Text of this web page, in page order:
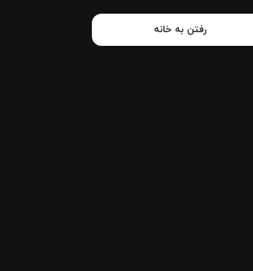
رفتن به خانه